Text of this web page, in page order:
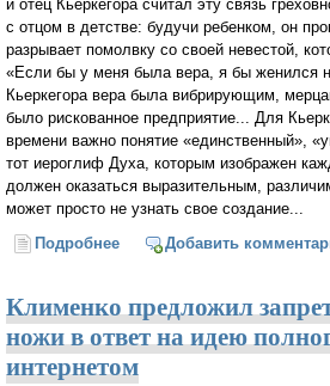
и отец Кьеркегора считал эту связь
с отцом в детстве: будучи ребенком, он
разрывает помолвку со своей невестой,
«Если бы у меня была вера, я бы женился
Кьеркегора вера была вибрирующим,
было рискованное предприятие... Для
времени важно понятие «единственный»,
тот иероглиф Духа, которым изображен
должен оказаться выразительным,
может просто не узнать свое создание...
Подробнее о Сёрен Кьеркегор —
Добавить
Клименко предложил
ножи в ответ на идею
интернетом